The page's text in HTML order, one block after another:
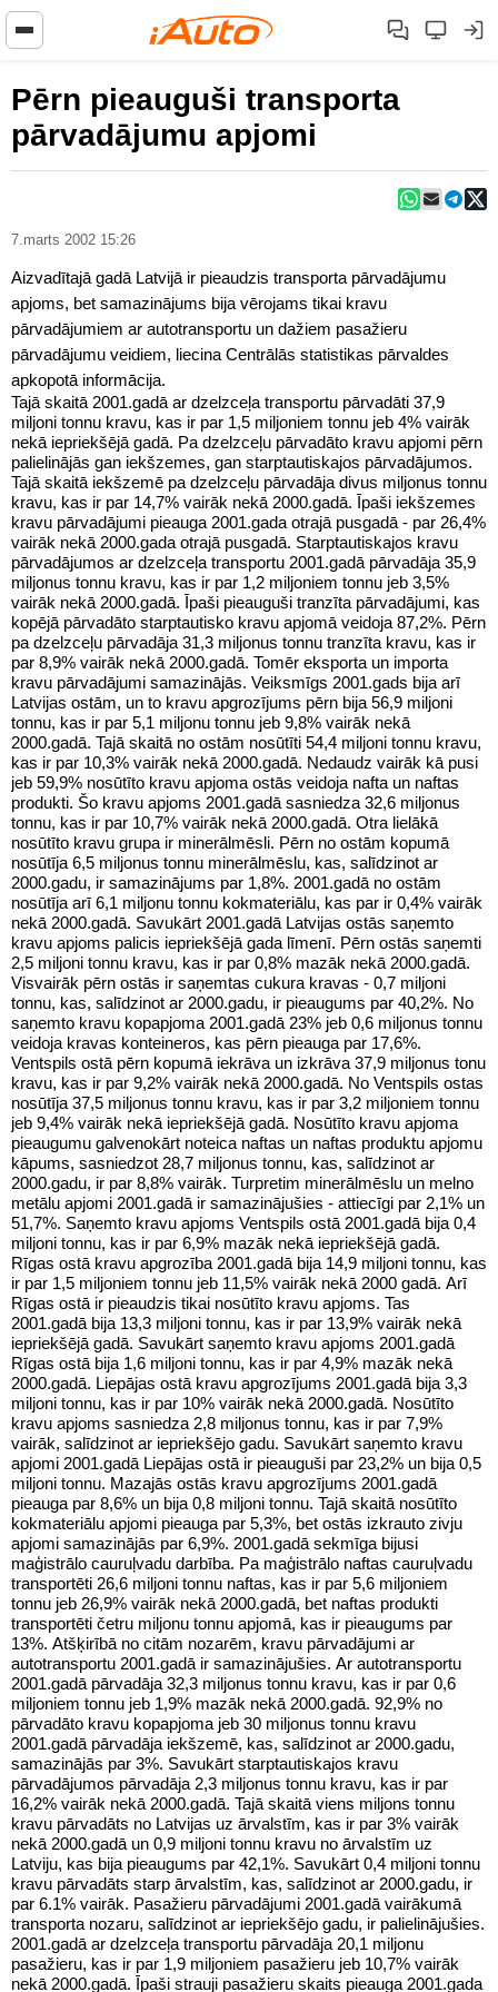
Pērn pieauguši transporta
pārvadājumu apjomi
7.marts 2002 15:26
Aizvadītajā gadā Latvijā ir pieaudzis transporta pārvadājumu
apjoms, bet samazinājums bija vērojams tikai kravu
pārvadājumiem ar autotransportu un dažiem pasažieru
pārvadājumu veidiem, liecina Centrālās statistikas pārvaldes
apkopotā informācija.
Tajā skaitā 2001.gadā ar dzelzceļa transportu pārvadāti 37,9
miljoni tonnu kravu, kas ir par 1,5 miljoniem tonnu jeb 4% vairāk
nekā iepriekšējā gadā. Pa dzelzceļu pārvadāto kravu apjomi pērn
palielinājās gan iekšzemes, gan starptautiskajos pārvadājumos.
Tajā skaitā iekšzemē pa dzelzceļu pārvadāja divus miljonus tonnu
kravu, kas ir par 14,7% vairāk nekā 2000.gadā. Īpaši iekšzemes
kravu pārvadājumi pieauga 2001.gada otrajā pusgadā - par 26,4%
vairāk nekā 2000.gada otrajā pusgadā. Starptautiskajos kravu
pārvadājumos ar dzelzceļa transportu 2001.gadā pārvadāja 35,9
miljonus tonnu kravu, kas ir par 1,2 miljoniem tonnu jeb 3,5%
vairāk nekā 2000.gadā. Īpaši pieauguši tranzīta pārvadājumi, kas
kopējā pārvadāto starptautisko kravu apjomā veidoja 87,2%. Pērn
pa dzelzceļu pārvadāja 31,3 miljonus tonnu tranzīta kravu, kas ir
par 8,9% vairāk nekā 2000.gadā. Tomēr eksporta un importa
kravu pārvadājumi samazinājās. Veiksmīgs 2001.gads bija arī
Latvijas ostām, un to kravu apgrozījums pērn bija 56,9 miljoni
tonnu, kas ir par 5,1 miljonu tonnu jeb 9,8% vairāk nekā
2000.gadā. Tajā skaitā no ostām nosūtīti 54,4 miljoni tonnu kravu,
kas ir par 10,3% vairāk nekā 2000.gadā. Nedaudz vairāk kā pusi
jeb 59,9% nosūtīto kravu apjoma ostās veidoja nafta un naftas
produkti. Šo kravu apjoms 2001.gadā sasniedza 32,6 miljonus
tonnu, kas ir par 10,7% vairāk nekā 2000.gadā. Otra lielākā
nosūtīto kravu grupa ir minerālmēsli. Pērn no ostām kopumā
nosūtīja 6,5 miljonus tonnu minerālmēslu, kas, salīdzinot ar
2000.gadu, ir samazinājums par 1,8%. 2001.gadā no ostām
nosūtīja arī 6,1 miljonu tonnu kokmateriālu, kas par ir 0,4% vairāk
nekā 2000.gadā. Savukārt 2001.gadā Latvijas ostās saņemto
kravu apjoms palicis iepriekšējā gada līmenī. Pērn ostās saņemti
2,5 miljoni tonnu kravu, kas ir par 0,8% mazāk nekā 2000.gadā.
Visvairāk pērn ostās ir saņemtas cukura kravas - 0,7 miljoni
tonnu, kas, salīdzinot ar 2000.gadu, ir pieaugums par 40,2%. No
saņemto kravu kopapjoma 2001.gadā 23% jeb 0,6 miljonus tonnu
veidoja kravas konteineros, kas pērn pieauga par 17,6%.
Ventspils ostā pērn kopumā iekrāva un izkrāva 37,9 miljonus tonu
kravu, kas ir par 9,2% vairāk nekā 2000.gadā. No Ventspils ostas
nosūtīja 37,5 miljonus tonnu kravu, kas ir par 3,2 miljoniem tonnu
jeb 9,4% vairāk nekā iepriekšējā gadā. Nosūtīto kravu apjoma
pieaugumu galvenokārt noteica naftas un naftas produktu apjomu
kāpums, sasniedzot 28,7 miljonus tonnu, kas, salīdzinot ar
2000.gadu, ir par 8,8% vairāk. Turpretim minerālmēslu un melno
metālu apjomi 2001.gadā ir samazinājušies - attiecīgi par 2,1% un
51,7%. Saņemto kravu apjoms Ventspils ostā 2001.gadā bija 0,4
miljoni tonnu, kas ir par 6,9% mazāk nekā iepriekšējā gadā.
Rīgas ostā kravu apgrozība 2001.gadā bija 14,9 miljoni tonnu, kas
ir par 1,5 miljoniem tonnu jeb 11,5% vairāk nekā 2000 gadā. Arī
Rīgas ostā ir pieaudzis tikai nosūtīto kravu apjoms. Tas
2001.gadā bija 13,3 miljoni tonnu, kas ir par 13,9% vairāk nekā
iepriekšējā gadā. Savukārt saņemto kravu apjoms 2001.gadā
Rīgas ostā bija 1,6 miljoni tonnu, kas ir par 4,9% mazāk nekā
2000.gadā. Liepājas ostā kravu apgrozījums 2001.gadā bija 3,3
miljoni tonnu, kas ir par 10% vairāk nekā 2000.gadā. Nosūtīto
kravu apjoms sasniedza 2,8 miljonus tonnu, kas ir par 7,9%
vairāk, salīdzinot ar iepriekšējo gadu. Savukārt saņemto kravu
apjomi 2001.gadā Liepājas ostā ir pieauguši par 23,2% un bija 0,5
miljoni tonnu. Mazajās ostās kravu apgrozījums 2001.gadā
pieauga par 8,6% un bija 0,8 miljoni tonnu. Tajā skaitā nosūtīto
kokmateriālu apjomi pieauga par 5,3%, bet ostās izkrauto zivju
apjomi samazinājās par 6,9%. 2001.gadā sekmīga bijusi
maģistrālo cauruļvadu darbība. Pa maģistrālo naftas cauruļvadu
transportēti 26,6 miljoni tonnu naftas, kas ir par 5,6 miljoniem
tonnu jeb 26,9% vairāk nekā 2000.gadā, bet naftas produkti
transportēti četru miljonu tonnu apjomā, kas ir pieaugums par
13%. Atšķirībā no citām nozarēm, kravu pārvadājumi ar
autotransportu 2001.gadā ir samazinājušies. Ar autotransportu
2001.gadā pārvadāja 32,3 miljonus tonnu kravu, kas ir par 0,6
miljoniem tonnu jeb 1,9% mazāk nekā 2000.gadā. 92,9% no
pārvadāto kravu kopapjoma jeb 30 miljonus tonnu kravu
2001.gadā pārvadāja iekšzemē, kas, salīdzinot ar 2000.gadu,
samazinājās par 3%. Savukārt starptautiskajos kravu
pārvadājumos pārvadāja 2,3 miljonus tonnu kravu, kas ir par
16,2% vairāk nekā 2000.gadā. Tajā skaitā viens miljons tonnu
kravu pārvadāts no Latvijas uz ārvalstīm, kas ir par 3% vairāk
nekā 2000.gadā un 0,9 miljoni tonnu kravu no ārvalstīm uz
Latviju, kas bija pieaugums par 42,1%. Savukārt 0,4 miljoni tonnu
kravu pārvadāts starp ārvalstīm, kas, salīdzinot ar 2000.gadu, ir
par 6.1% vairāk. Pasažieru pārvadājumi 2001.gadā vairākumā
transporta nozaru, salīdzinot ar iepriekšējo gadu, ir palielinājušies.
2001.gadā ar dzelzceļa transportu pārvadāja 20,1 miljonu
pasažieru, kas ir par 1,9 miljoniem pasažieru jeb 10,7% vairāk
nekā 2000.gadā. Īpaši strauji pasažieru skaits pieauga 2001.gada